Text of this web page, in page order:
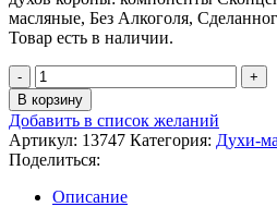
масляные, Без Алкоголя,
Товар есть в наличии.
Количество
товара
миски
оптом
“Дехн
ал-
оуд”
В корзину
Добавить в список желаний
Артикул: 13747 Категория: Духи-
Поделиться:
Описание